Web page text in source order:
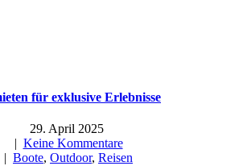
für exklusive Erlebnisse
29. April 2025
| Keine Kommentare
| Boote, Outdoor, Reisen